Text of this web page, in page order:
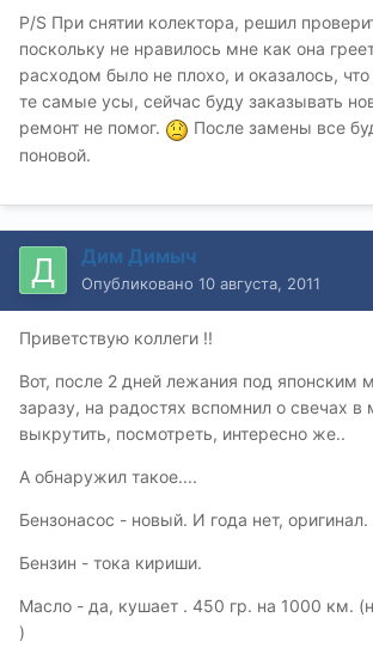
P/S При снятии колектора, решил
поскольку не нравилось мне как она
расходом было не плохо, и оказалось,
те самые усы, сейчас буду заказывать
ремонт не помог.
После замены все
поновой.
Дим Димыч
Опубликовано 10 августа, 2011
Приветствую коллеги !!
Вот, после 2 дней лежания под японским
заразу, на радостях вспомнил о свечах
выкрутить, посмотреть, интересно же..
А обнаружил такое....
Бензонасос - новый. И года нет, оригинал.
Бензин - тока кириши.
Масло - да, кушает . 450 гр. на 1000 км.
)